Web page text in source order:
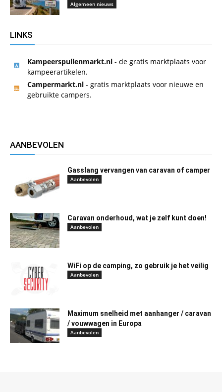
Algemeen nieuws
LINKS
Kampeerspullenmarkt.nl - de gratis marktplaats voor
kampeerartikelen.
Campermarkt.nl - gratis marktplaats voor nieuwe en
gebruikte campers.
AANBEVOLEN
Gasslang vervangen van caravan of camper
Aanbevolen
Caravan onderhoud, wat je zelf kunt doen!
Aanbevolen
WiFi op de camping, zo gebruik je het veilig
Aanbevolen
Maximum snelheid met aanhanger / caravan
/ vouwwagen in Europa
Aanbevolen